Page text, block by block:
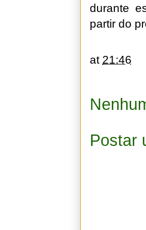
durante
partir do
at 21:46
Postar